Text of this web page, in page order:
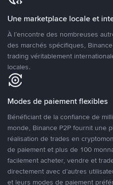
Une marketplace locale et
À l’encontre des nombreuses
des marchés spécifiques,
trading véritablement
locales.
Modes de paiement flexibles
Bénéficiant de la confiance de
monde, Binance P2P fournit une
réalisation de trades en
de paiement et plus de 100
facilement acheter, vendre et
directement avec d’autres
et leurs modes de paiement